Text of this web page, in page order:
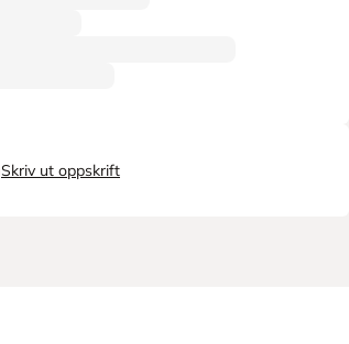
Skriv ut oppskrift